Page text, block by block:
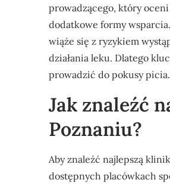
prowadzącego, który
dodatkowe formy
wiąże się z ryzykiem
działania leku. Dlatego
prowadzić do pokusy picia.
Jak znaleźć
Poznaniu?
Aby znaleźć najlepszą
dostępnych placówkach